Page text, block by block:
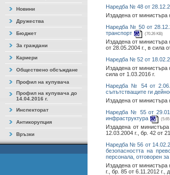
Новини
Дружества
Бюджет
За граждани
Кариери
Обществено обсъждане
Профил на купувача
Профил на купувача до
14.04.2016 г.
Инспекторат
Антикорупция
Връзки
Наредба № 48 от
Издадена от министъра
Наредба № 50 от
транспорт
(70.26 KB)
Издадена от
от 28.05.2004 г., в сила
Наредба № 52 от
Издадена от министъра
сила от 1.03.2016 г.
Наредба № 54 от
съпътстващите ги
Издадена от министъра
Наредба № 55 от
инфраструктура
Издадена от
12.03.2004 г., бр. 42 от
Наредба № 56 от
безопасността на
персонала, отговорен
Издадена от министъра
г., бр. 85 от 6.11.2012 г.,